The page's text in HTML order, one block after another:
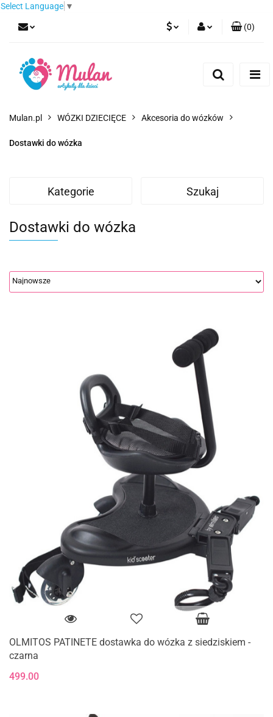
Select Language ▼
(0)
Mulan.pl WÓZKI DZIECIĘCE Akcesoria do wózków
Dostawki do wózka
Kategorie Szukaj
Dostawki do wózka
OLMITOS PATINETE dostawka do wózka z siedziskiem -
czarna
499.00